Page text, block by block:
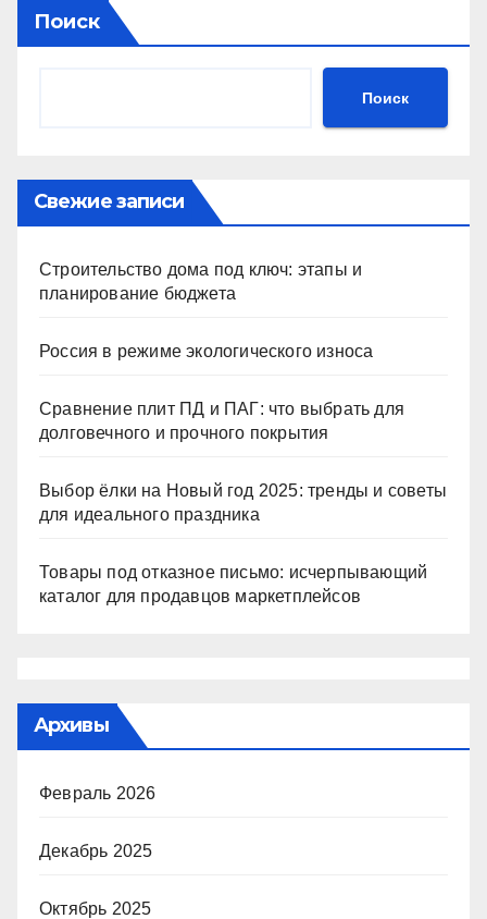
Поиск
Поиск
Свежие записи
Строительство дома под ключ: этапы и
планирование бюджета
Россия в режиме экологического износа
Сравнение плит ПД и ПАГ: что выбрать для
долговечного и прочного покрытия
Выбор ёлки на Новый год 2025: тренды и советы
для идеального праздника
Товары под отказное письмо: исчерпывающий
каталог для продавцов маркетплейсов
Архивы
Февраль 2026
Декабрь 2025
Октябрь 2025